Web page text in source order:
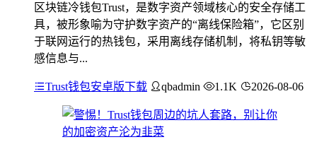
区块链冷钱包Trust，是数字资产领域核心的安全存储工
具，被形象喻为守护数字资产的“离线保险箱”，它区别
于联网运行的热钱包，采用离线存储机制，将私钥等敏
感信息与...
Trust钱包安卓版下载 qbadmin 1.1K 2026-08-06